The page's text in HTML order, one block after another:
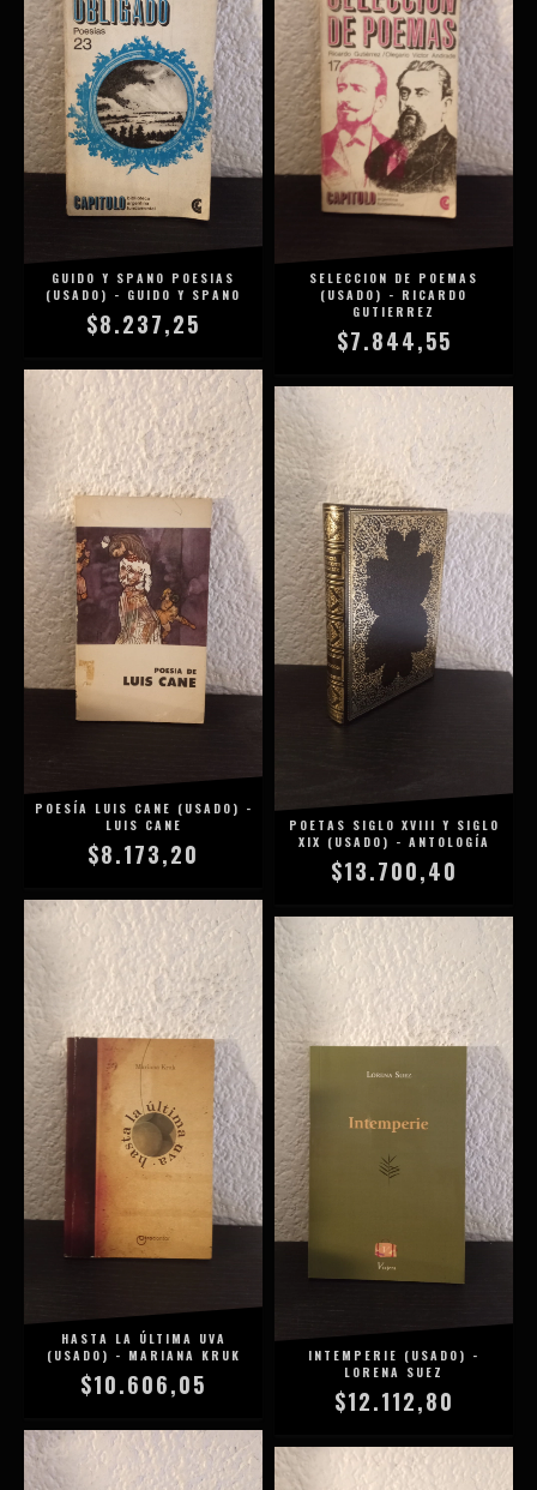
GUIDO Y SPANO POESIAS
(USADO) - GUIDO Y SPANO
$8.237,25
SELECCION DE POEMAS
(USADO) - RICARDO
GUTIERREZ
$7.844,55
POESÍA LUIS CANE (USADO) -
LUIS CANE
$8.173,20
POETAS SIGLO XVIII Y SIGLO
XIX (USADO) - ANTOLOGÍA
$13.700,40
HASTA LA ÚLTIMA UVA
(USADO) - MARIANA KRUK
$10.606,05
INTEMPERIE (USADO) -
LORENA SUEZ
$12.112,80